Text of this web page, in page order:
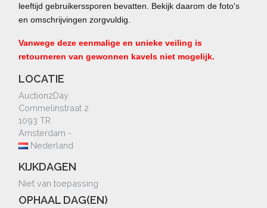
leeftijd gebruikerssporen bevatten. Bekijk daarom de foto's
en omschrijvingen zorgvuldig.
Vanwege deze eenmalige en unieke veiling is
retourneren van gewonnen kavels niet mogelijk.
LOCATIE
Auction2Day
Commelinstraat 2
1093 TR
Amsterdam -
Nederland
KIJKDAGEN
Niet van toepassing
OPHAAL DAG(EN)